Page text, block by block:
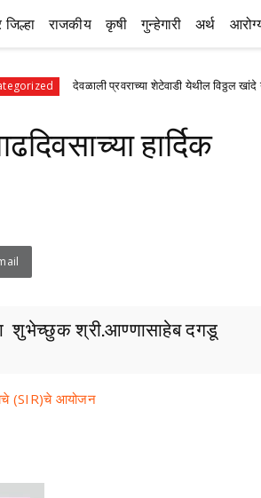
राजकीय कृषी गुन्हेगारी अर्थ
देवळाली प्रवराच्या शेटेवाडी येथील विठ्ठल खांदे यांचे निधन
हार्दिक
शुभेच्छुक श्री.आण्णासाहेब दगडू
(SIR)चे आयोजन